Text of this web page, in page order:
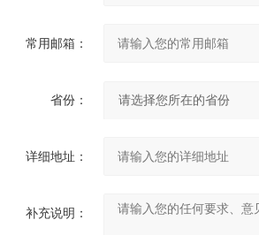
常用邮箱：
省份：
详细地址：
补充说明：